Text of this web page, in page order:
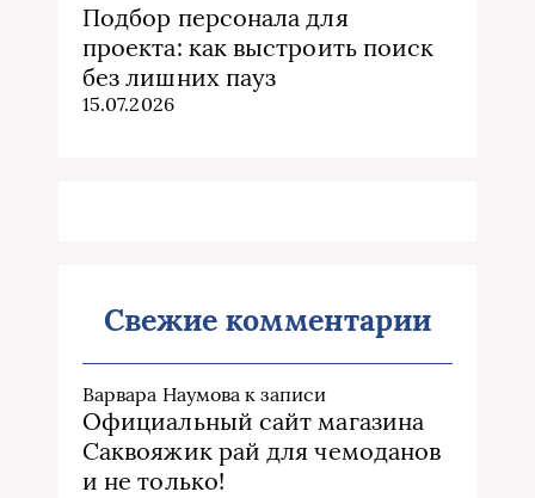
Подбор персонала для
проекта: как выстроить поиск
без лишних пауз
15.07.2026
Свежие комментарии
Варвара Наумова к записи
Официальный сайт магазина
Саквояжик рай для чемоданов
и не только!